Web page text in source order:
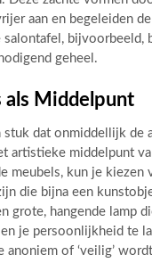
aan en begeleiden
bijvoorbeeld,
geheel.
als Middelpunt
stuk dat onmiddellijk
artistieke middelpunt
meubels, kun je
die bijna een
grote, hangende lamp
je persoonlijkheid te
of ‘veilig’